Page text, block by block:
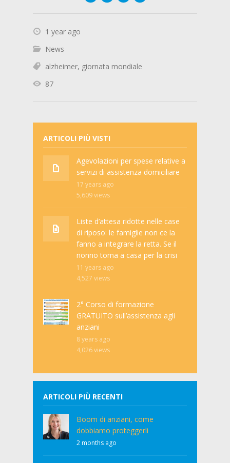
1 year ago
News
alzheimer, giornata mondiale
87
ARTICOLI PIÙ VISTI
Agevolazioni per spese relative a
servizi di assistenza domiciliare
17 years ago
5,609views
Liste d’attesa ridotte nelle case
di riposo: le famiglie non ce la
fanno a integrare la retta. Se il
nonno torna a casa per la crisi
11 years ago
4,527 views
2° Corso di formazione
GRATUITO sull’assistenza agli
anziani
8 years ago
4,026views
ARTICOLI PIÙ RECENTI
Boom di anziani, come
dobbiamo proteggerli
2 months ago